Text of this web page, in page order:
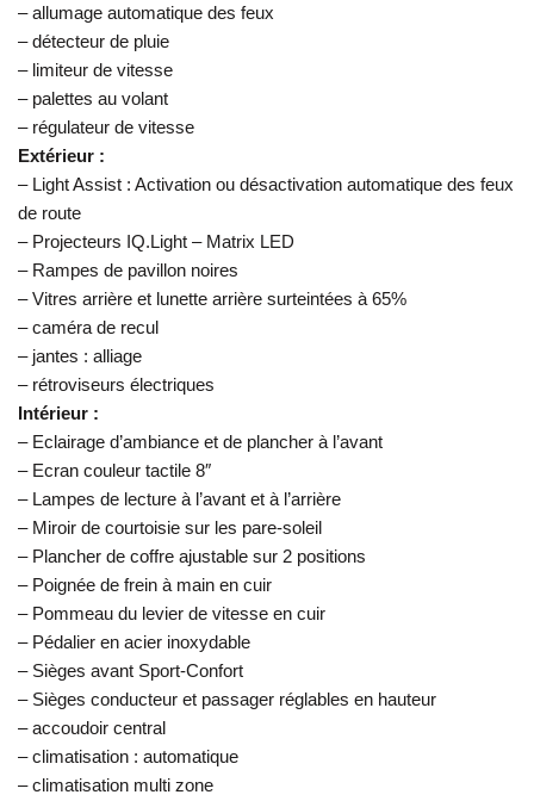
– allumage automatique des feux
– détecteur de pluie
– limiteur de vitesse
– palettes au volant
– régulateur de vitesse
Extérieur :
– Light Assist : Activation ou désactivation automatique des feux
de route
– Projecteurs IQ.Light – Matrix LED
– Rampes de pavillon noires
– Vitres arrière et lunette arrière surteintées à 65%
– caméra de recul
– jantes : alliage
– rétroviseurs électriques
Intérieur :
– Eclairage d’ambiance et de plancher à l’avant
– Ecran couleur tactile 8″
– Lampes de lecture à l’avant et à l’arrière
– Miroir de courtoisie sur les pare-soleil
– Plancher de coffre ajustable sur 2 positions
– Poignée de frein à main en cuir
– Pommeau du levier de vitesse en cuir
– Pédalier en acier inoxydable
– Sièges avant Sport-Confort
– Sièges conducteur et passager réglables en hauteur
– accoudoir central
– climatisation : automatique
– climatisation multi zone